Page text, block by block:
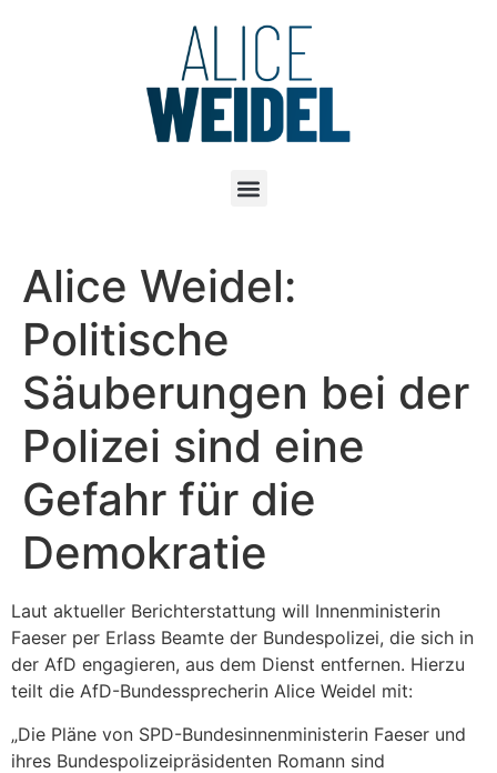
Alice Weidel:
Politische
Säuberungen bei der
Polizei sind eine
Gefahr für die
Demokratie
Laut aktueller Berichterstattung will Innenministerin
Faeser per Erlass Beamte der Bundespolizei, die sich in
der AfD engagieren, aus dem Dienst entfernen. Hierzu
teilt die AfD-Bundessprecherin Alice Weidel mit:
„Die Pläne von SPD-Bundesinnenministerin Faeser und
ihres Bundespolizeipräsidenten Romann sind